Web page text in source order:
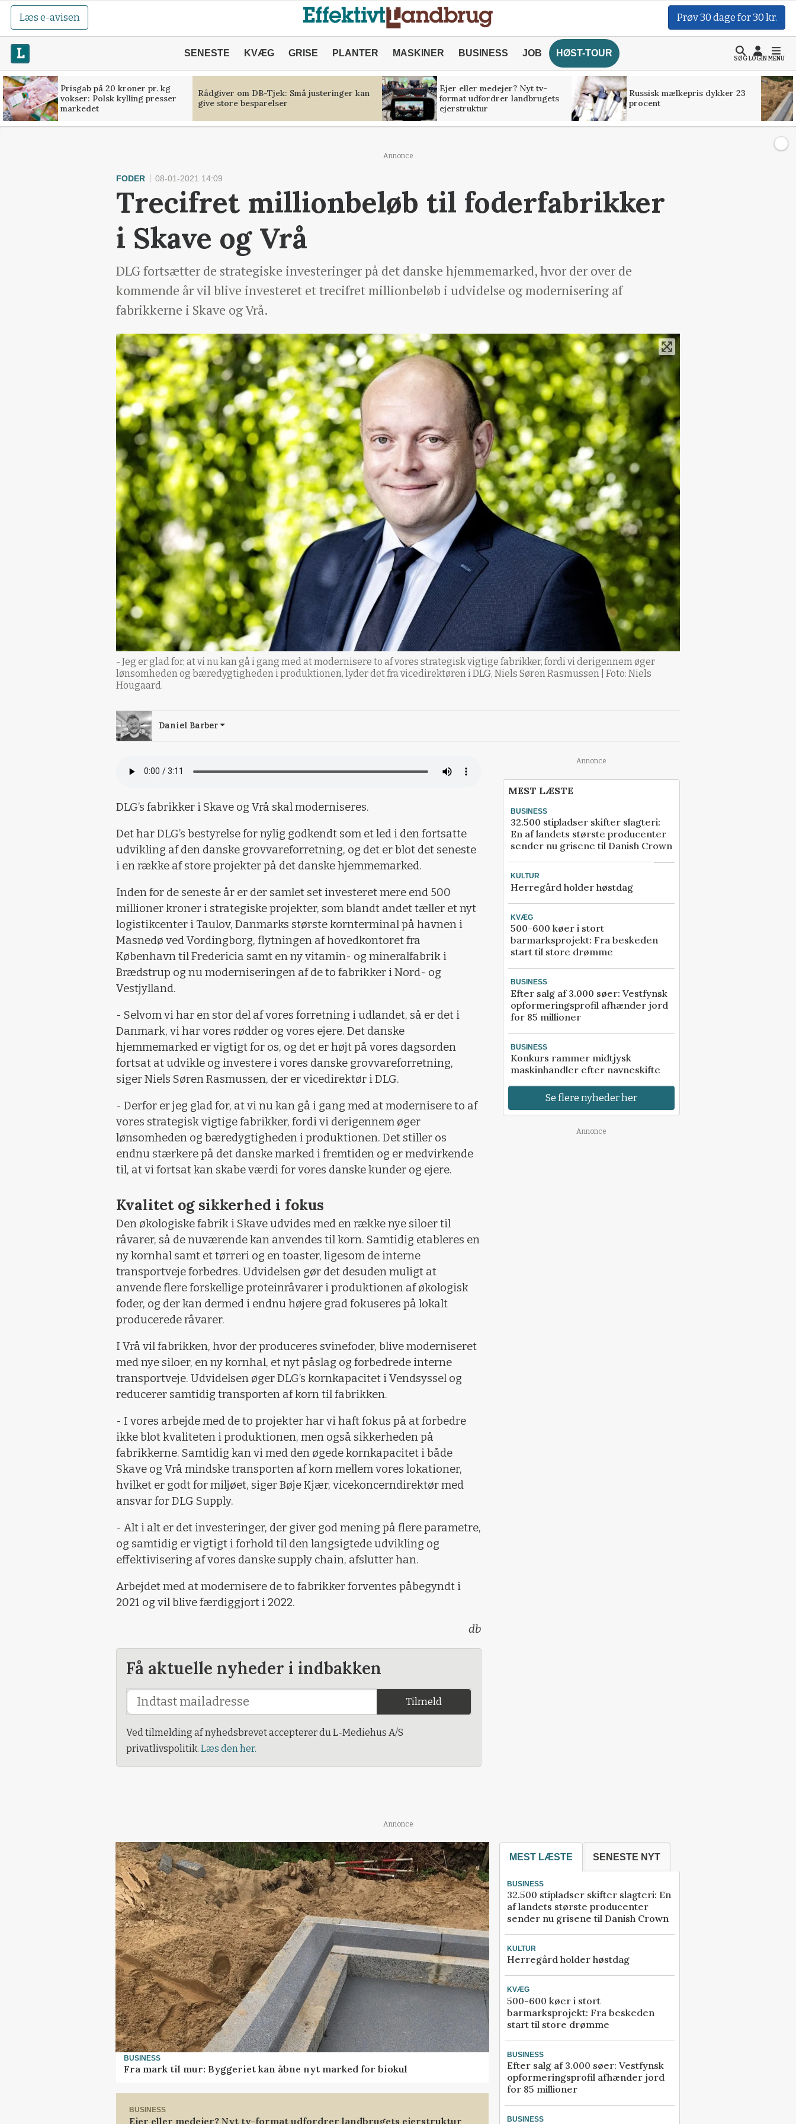
Læs e-avisen Prøv 30 dage for 30 kr.
SENESTE KVÆG GRISE PLANTER MASKINER BUSINESS JOB HØST-TOUR
SØGLOGINMENU
Prisgab på 20 kroner pr. kg
vokser: Polsk kylling presser
markedet
Rådgiver om DB-Tjek: Små justeringer kan
give store besparelser
Ejer eller medejer? Nyt tv-
format udfordrer landbrugets
ejerstruktur
Russisk mælkepris dykker 23
procent
Annonce
FODER 08-01-2021 14:09
Trecifret millionbeløb til foderfabrikker
i Skave og Vrå
DLG fortsætter de strategiske investeringer på det danske hjemmemarked, hvor der over de
kommende år vil blive investeret et trecifret millionbeløb i udvidelse og modernisering af
fabrikkerne i Skave og Vrå.
- Jeg er glad for, at vi nu kan gå i gang med at modernisere to af vores strategisk vigtige fabrikker, fordi vi derigennem øger
lønsomheden og bæredygtigheden i produktionen, lyder det fra vicedirektøren i DLG, Niels Søren Rasmussen | Foto: Niels
Hougaard.
Daniel Barber
DLG’s fabrikker i Skave og Vrå skal moderniseres.
Det har DLG’s bestyrelse for nylig godkendt som et led i den fortsatte
udvikling af den danske grovvareforretning, og det er blot det seneste
i en række af store projekter på det danske hjemmemarked.
Inden for de seneste år er der samlet set investeret mere end 500
millioner kroner i strategiske projekter, som blandt andet tæller et nyt
logistikcenter i Taulov, Danmarks største kornterminal på havnen i
Masnedø ved Vordingborg, flytningen af hovedkontoret fra
København til Fredericia samt en ny vitamin- og mineralfabrik i
Brædstrup og nu moderniseringen af de to fabrikker i Nord- og
Vestjylland.
- Selvom vi har en stor del af vores forretning i udlandet, så er det i
Danmark, vi har vores rødder og vores ejere. Det danske
hjemmemarked er vigtigt for os, og det er højt på vores dagsorden
fortsat at udvikle og investere i vores danske grovvareforretning,
siger Niels Søren Rasmussen, der er vicedirektør i DLG.
- Derfor er jeg glad for, at vi nu kan gå i gang med at modernisere to af
vores strategisk vigtige fabrikker, fordi vi derigennem øger
lønsomheden og bæredygtigheden i produktionen. Det stiller os
endnu stærkere på det danske marked i fremtiden og er medvirkende
til, at vi fortsat kan skabe værdi for vores danske kunder og ejere.
Kvalitet og sikkerhed i fokus
Den økologiske fabrik i Skave udvides med en række nye siloer til
råvarer, så de nuværende kan anvendes til korn. Samtidig etableres en
ny kornhal samt et tørreri og en toaster, ligesom de interne
transportveje forbedres. Udvidelsen gør det desuden muligt at
anvende flere forskellige proteinråvarer i produktionen af økologisk
foder, og der kan dermed i endnu højere grad fokuseres på lokalt
producerede råvarer.
I Vrå vil fabrikken, hvor der produceres svinefoder, blive moderniseret
med nye siloer, en ny kornhal, et nyt påslag og forbedrede interne
transportveje. Udvidelsen øger DLG’s kornkapacitet i Vendsyssel og
reducerer samtidig transporten af korn til fabrikken.
- I vores arbejde med de to projekter har vi haft fokus på at forbedre
ikke blot kvaliteten i produktionen, men også sikkerheden på
fabrikkerne. Samtidig kan vi med den øgede kornkapacitet i både
Skave og Vrå mindske transporten af korn mellem vores lokationer,
hvilket er godt for miljøet, siger Bøje Kjær, vicekoncerndirektør med
ansvar for DLG Supply.
- Alt i alt er det investeringer, der giver god mening på flere parametre,
og samtidig er vigtigt i forhold til den langsigtede udvikling og
effektivisering af vores danske supply chain, afslutter han.
Arbejdet med at modernisere de to fabrikker forventes påbegyndt i
2021 og vil blive færdiggjort i 2022.
db
Få aktuelle nyheder i indbakken
Tilmeld
Ved tilmelding af nyhedsbrevet accepterer du L-Mediehus A/S
privatlivspolitik. Læs den her.
Annonce
MEST LÆSTE
BUSINESS
32.500 stipladser skifter slagteri:
En af landets største producenter
sender nu grisene til Danish Crown
KULTUR
Herregård holder høstdag
KVÆG
500-600 køer i stort
barmarksprojekt: Fra beskeden
start til store drømme
BUSINESS
Efter salg af 3.000 søer: Vestfynsk
opformeringsprofil afhænder jord
for 85 millioner
BUSINESS
Konkurs rammer midtjysk
maskinhandler efter navneskifte
Se flere nyheder her
Annonce
Annonce
BUSINESS
Fra mark til mur: Byggeriet kan åbne nyt marked for biokul
BUSINESS
Ejer eller medejer? Nyt tv-format udfordrer landbrugets ejerstruktur
MEST LÆSTE SENESTE NYT
BUSINESS
32.500 stipladser skifter slagteri: En
af landets største producenter
sender nu grisene til Danish Crown
KULTUR
Herregård holder høstdag
KVÆG
500-600 køer i stort
barmarksprojekt: Fra beskeden
start til store drømme
BUSINESS
Efter salg af 3.000 søer: Vestfynsk
opformeringsprofil afhænder jord
for 85 millioner
BUSINESS